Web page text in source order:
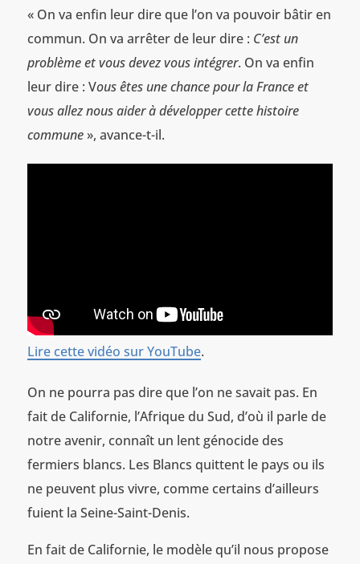
« On va enfin leur dire que l’on va pouvoir bâtir en
commun. On va arrêter de leur dire : C’est un
problème et vous devez vous intégrer. On va enfin
leur dire : Vous êtes une chance pour la France et
vous allez nous aider à développer cette histoire
commune», avance-t-il.
Lire cette vidéo sur YouTube.
On ne pourra pas dire que l’on ne savait pas. En
fait de Californie, l’Afrique du Sud, d’où il parle de
notre avenir, connaît un lent génocide des
fermiers blancs. Les Blancs quittent le pays ou ils
ne peuvent plus vivre, comme certains d’ailleurs
fuient la Seine-Saint-Denis.
En fait de Californie, le modèle qu’il nous propose